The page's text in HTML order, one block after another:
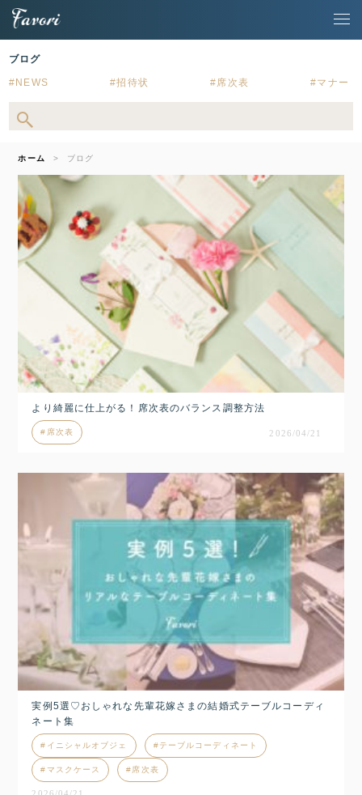
ブログ
NEWS 招待状 席次表 マナー
ホーム ブログ
より綺麗に仕上がる！席次表のバランス調整方法
席次表 2026/04/21
実例5選♡おしゃれな先輩花嫁さまの結婚式テーブルコーディ
ネート集
イニシャルオブジェ テーブルコーディネート
マスクケース 席次表